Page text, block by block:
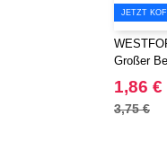
JETZT
Großer
1,86 €
3,75 €